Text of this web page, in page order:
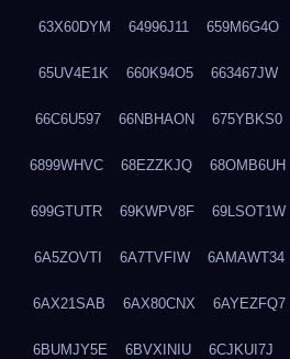
63X60DYM 64996J11 659M6G4O
65UV4E1K 660K94O5 663467JW
66C6U597 66NBHAON 675YBKS0
6899WHVC 68EZZKJQ 68OMB6UH
699GTUTR 69KWPV8F 69LSOT1W
6A5ZOVTI 6A7TVFIW 6AMAWT34
6AX21SAB 6AX80CNX 6AYEZFQ7
6BUMJY5E 6BVXINIU 6CJKUI7J